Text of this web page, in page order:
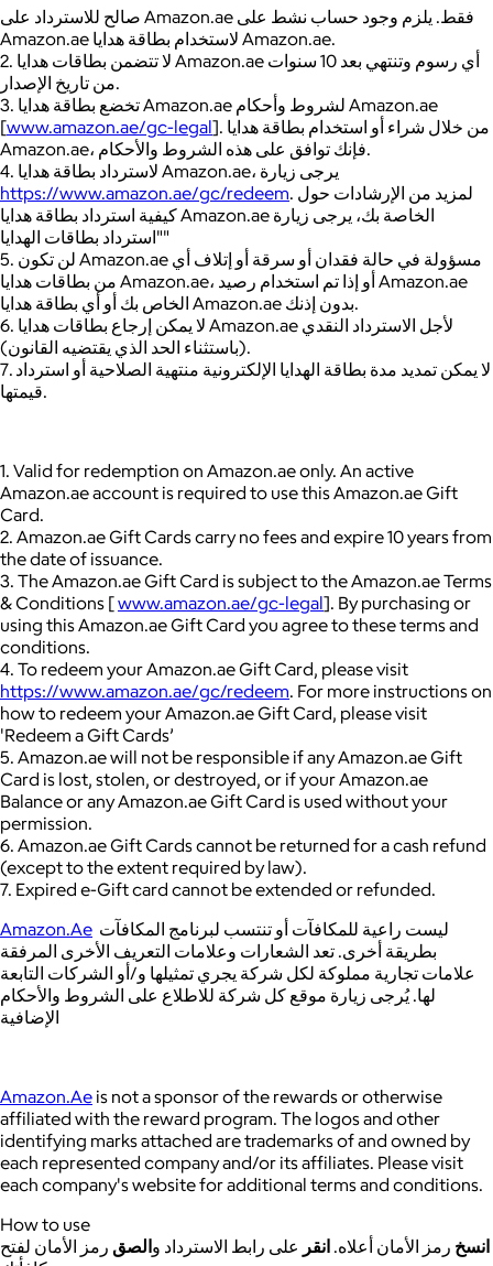
صالح للاسترداد على Amazon.ae فقط. يلزم وجود حساب نشط على
Amazon.ae لاستخدام بطاقة هدايا Amazon.ae.
2. لا تتضمن بطاقات هدايا Amazon.ae أي رسوم وتنتهي بعد 10 سنوات
من تاريخ الإصدار.
3. تخضع بطاقة هدايا Amazon.ae لشروط وأحكام Amazon.ae
[www.amazon.ae/gc-legal]. من خلال شراء أو استخدام بطاقة هدايا
Amazon.ae، فإنك توافق على هذه الشروط والأحكام.
4. لاسترداد بطاقة هدايا Amazon.ae، يرجى زيارة
https://www.amazon.ae/gc/redeem. لمزيد من الإرشادات حول
كيفية استرداد بطاقة هدايا Amazon.ae الخاصة بك، يرجى زيارة
"استرداد بطاقات الهدايا"
5. لن تكون Amazon.ae مسؤولة في حالة فقدان أو سرقة أو إتلاف أي
من بطاقات هدايا Amazon.ae، أو إذا تم استخدام رصيد Amazon.ae
الخاص بك أو أي بطاقة هدايا Amazon.ae بدون إذنك.
6. لا يمكن إرجاع بطاقات هدايا Amazon.ae لأجل الاسترداد النقدي
(باستثناء الحد الذي يقتضيه القانون).
7. لا يمكن تمديد مدة بطاقة الهدايا الإلكترونية منتهية الصلاحية أو استرداد
قيمتها.
1. Valid for redemption on Amazon.ae only. An active
Amazon.ae account is required to use this Amazon.ae Gift
Card.
2. Amazon.ae Gift Cards carry no fees and expire 10 years from
the date of issuance.
3. The Amazon.ae Gift Card is subject to the Amazon.ae Terms
& Conditions [www.amazon.ae/gc-legal]. By purchasing or
using this Amazon.ae Gift Card you agree to these terms and
conditions.
4. To redeem your Amazon.ae Gift Card, please visit
https://www.amazon.ae/gc/redeem. For more instructions on
how to redeem your Amazon.ae Gift Card, please visit
'Redeem a Gift Cards’
5. Amazon.ae will not be responsible if any Amazon.ae Gift
Card is lost, stolen, or destroyed, or if your Amazon.ae
Balance or any Amazon.ae Gift Card is used without your
permission.
6. Amazon.ae Gift Cards cannot be returned for a cash refund
(except to the extent required by law).
7. Expired e-Gift card cannot be extended or refunded.
Amazon.Ae
بطريقة أخرى. تعد الشعارات وعلامات التعريف الأخرى المرفقة
علامات تجارية مملوكة لكل شركة يجري تمثيلها و/أو الشركات التابعة
لها. يُرجى زيارة موقع كل شركة للاطلاع على الشروط والأحكام
الإضافية
Amazon.Ae is not a sponsor of the rewards or otherwise
affiliated with the reward program. The logos and other
identifying marks attached are trademarks of and owned by
each represented company and/or its affiliates. Please visit
each company's website for additional terms and conditions.
How to use
انسخ رمز الأمان أعلاه. انقر على رابط الاسترداد والصق رمز الأمان لفتح